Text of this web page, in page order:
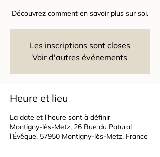
Découvrez comment en savoir plus sur soi.
Les inscriptions sont closes
Voir d'autres événements
Heure et lieu
La date et l'heure sont à définir
Montigny-lès-Metz, 26 Rue du Patural
l'Évêque, 57950 Montigny-lès-Metz, France